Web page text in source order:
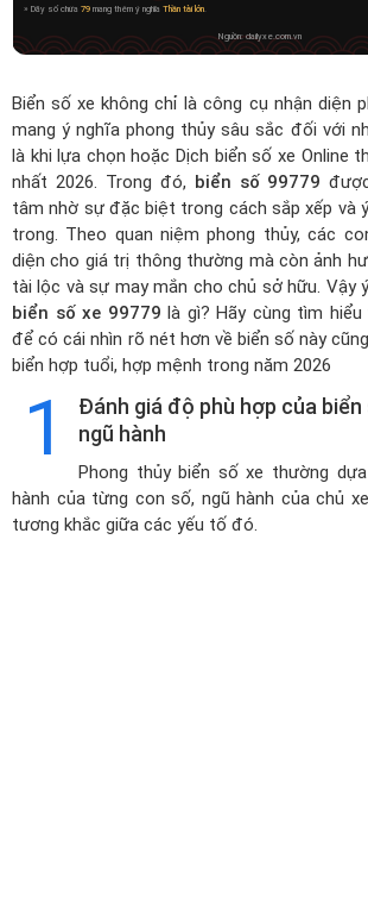
» Dãy số chứa 79 mang thêm ý nghĩa Thần tài lớn.
Nguồn: dailyxe.com.vn
Biển số xe không chỉ là công cụ nhận diện
mang ý nghĩa phong thủy sâu sắc đối với
là khi lựa chọn hoặcDịch biển số xe Online
nhất 2026. Trong đó, biển số 99779
tâm nhờ sự đặc biệt trong cách sắp xếp và
trong. Theo quan niệm phong thủy, các
diện cho giá trị thông thường mà còn ảnh
tài lộc và sự may mắn cho chủ sở hữu. Vậy
biển số xe 99779 là gì? Hãy cùng tìm
để có cái nhìn rõ nét hơn về biển số này
biển hợp tuổi, hợp mệnh trong năm 2026
1
Đánh giá độ phù hợp của
ngũ hành
Phong thủy biển số xe thường
hành của từng con số, ngũ hành của chủ
tương khắc giữa các yếu tố đó.